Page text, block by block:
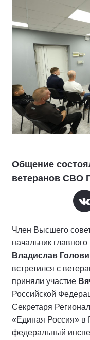
Общение
ветеранов СВО
Член Высшего
начальник
Владислав
встретился с
приняли участие
Российской
Секретаря
«Единая Россия» в
федеральный